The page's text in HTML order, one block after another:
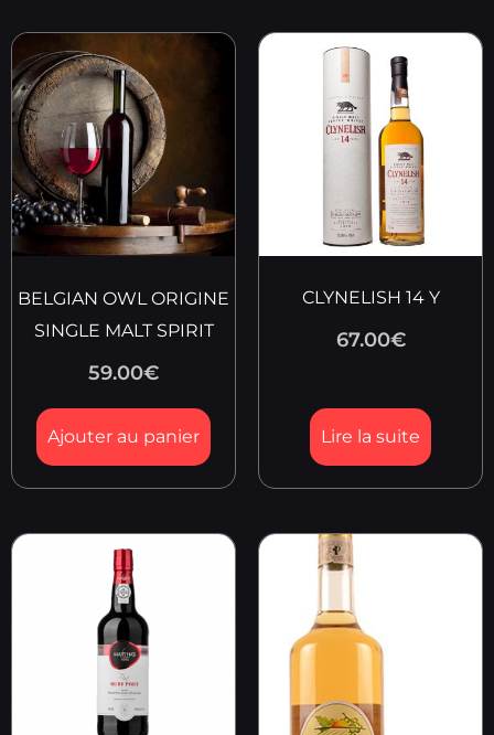
BELGIAN OWL ORIGINE
SINGLE MALT SPIRIT
59.00€
Ajouter au panier
CLYNELISH 14 Y
67.00€
Lire la suite